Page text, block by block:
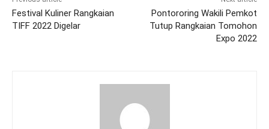
Festival Kuliner Rangkaian
TIFF 2022 Digelar
Pontororing Wakili Pemkot
Tutup Rangkaian Tomohon
Expo 2022